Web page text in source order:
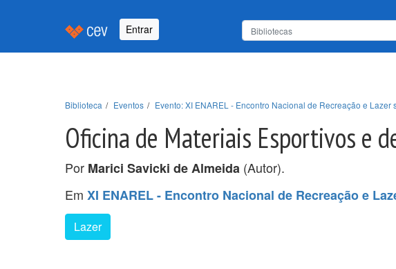
Entrar
Biblioteca Eventos Evento: XI ENAREL - Encontro Nacional de Recreação e Lazer
Oficina de Materiais Esportivos e
Por Marici Savicki de Almeida (Autor).
Em XI ENAREL - Encontro Nacional de Recreação e
Lazer